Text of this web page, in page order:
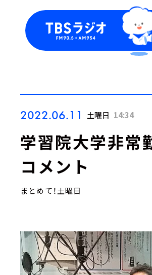
2022.06.11 土曜日 14:34
学習院大学非常
コメント
まとめて！土曜日